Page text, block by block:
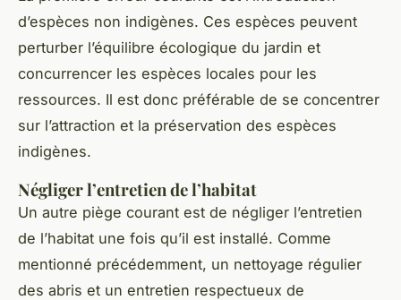
d’espèces non indigènes. Ces espèces peuvent
perturber l’équilibre écologique du jardin et
concurrencer les espèces locales pour les
ressources. Il est donc préférable de se concentrer
sur l’attraction et la préservation des espèces
indigènes.
Négliger l’entretien de l’habitat
Un autre piège courant est de négliger l’entretien
de l’habitat une fois qu’il est installé. Comme
mentionné précédemment, un nettoyage régulier
des abris et un entretien respectueux de